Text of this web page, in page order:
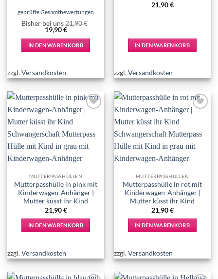
mit5von
geprüfte Gesamtbewertungen
Bisher bei uns 21,90€
Ursprünglicher
Preis
war:
21,90 €
19,90€Aktueller
ist:
19,90 €.
IN DEN WARENKORB
zzgl.Versandkosten
21,90€
IN DEN WARENKORB
zzgl.Versandkosten
Add to
MUTTERPASSHÜLLEN
Mutterpasshülle in pink mit
Kinderwagen-Anhänger |
Mutter küsst ihr Kind
21,90€
IN DEN WARENKORB
zzgl.Versandkosten
Add to
MUTTERPASSHÜLLEN
Mutterpasshülle in rot mit
Kinderwagen-Anhänger |
Mutter küsst ihr Kind
21,90€
IN DEN WARENKORB
zzgl.Versandkosten